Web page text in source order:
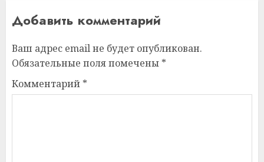
Добавить комментарий
Ваш адрес email не будет опубликован.
Обязательные поля помечены *
Комментарий *